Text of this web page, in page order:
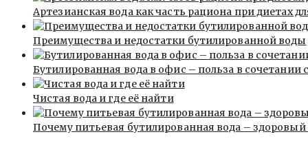
Артезианская вода как часть рациона при диетах
Преимущества и недостатки бутилированной воды
Бутилированная вода в офис – польза в сочетании
Чистая вода и где её найти
Почему питьевая бутилированная вода –